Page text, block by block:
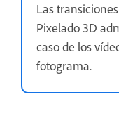
Las
Pixelado 3D
caso de los
fotograma.